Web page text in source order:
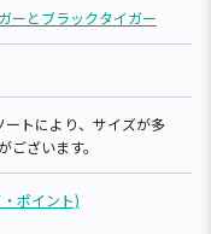
ーとブラックタイガー
トにより、サイズが多
ございます。
ポイント)